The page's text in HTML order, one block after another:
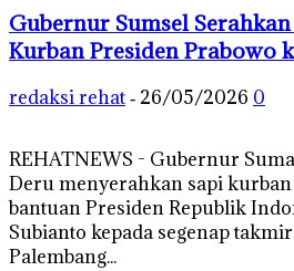
Gubernur Sumsel
Kurban Presiden Prabowo
redaksi rehat - 26/05/2026 0
REHATNEWS - Gubernur
Deru menyerahkan sapi
bantuan Presiden Republik
Subianto kepada segenap
Palembang...